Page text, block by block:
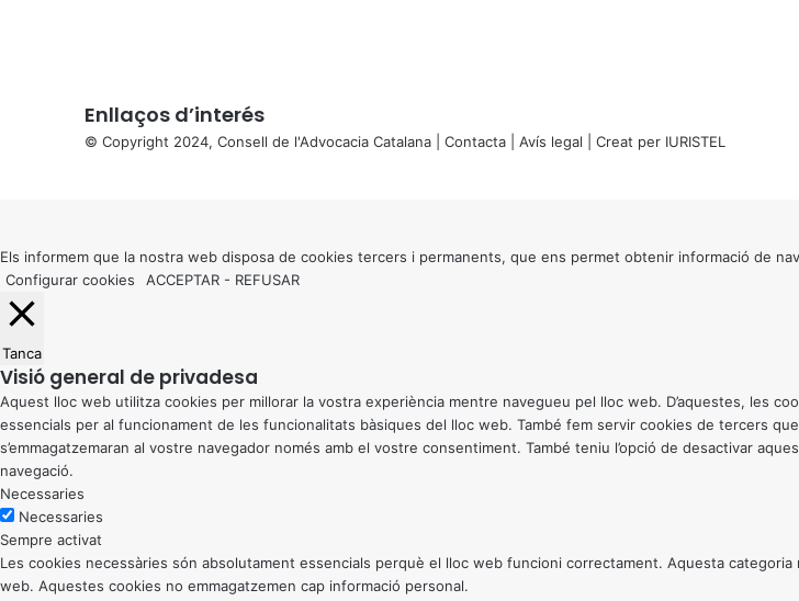
Enllaços d’interés
© Copyright 2024, Consell de l'Advocacia Catalana | Contacta Avís legal | Creat per IURISTEL
button
Els informem que la nostra web disposa de cookies tercers i permanents, que ens permet obtenir informació de
Configurar cookies
ACCEPTAR - REFUSAR
Tanca
Visió general de privadesa
Aquest lloc web utilitza cookies per millorar la vostra experiència mentre navegueu pel lloc web. D’aquestes, les
essencials per al funcionament de les funcionalitats bàsiques del lloc web. També fem servir cookies de tercers
s’emmagatzemaran al vostre navegador només amb el vostre consentiment. També teniu l’opció de desactivar
navegació.
Necessaries
Necessaries
Sempre activat
Les cookies necessàries són absolutament essencials perquè el lloc web funcioni correctament. Aquesta
web. Aquestes cookies no emmagatzemen cap informació personal.